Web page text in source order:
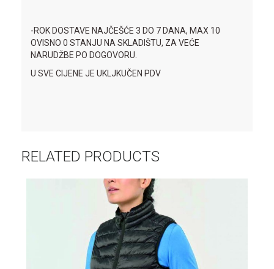
-ROK DOSTAVE NAJČEŠĆE 3 DO 7 DANA, MAX 10
OVISNO 0 STANJU NA SKLADIŠTU, ZA VEĆE
NARUDŽBE PO DOGOVORU.
U SVE CIJENE JE UKLJKUČEN PDV
RELATED PRODUCTS